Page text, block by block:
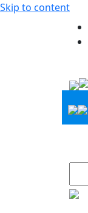
Skip to content